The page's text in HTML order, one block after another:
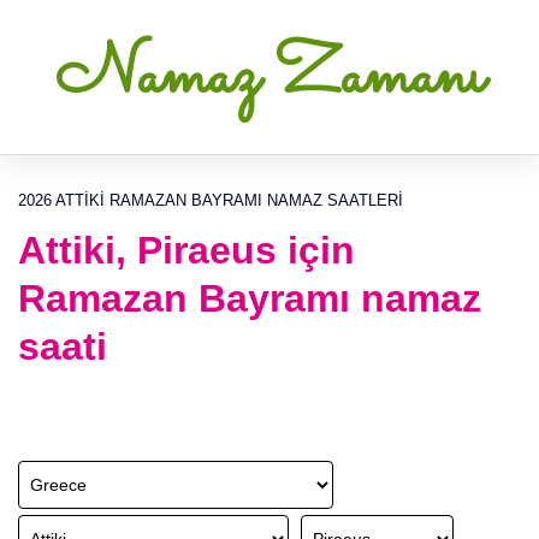
Namaz Zamanı
2026 ATTIKI RAMAZAN BAYRAMI NAMAZ SAATLERI
Attiki, Piraeus için
Ramazan Bayramı namaz
saati